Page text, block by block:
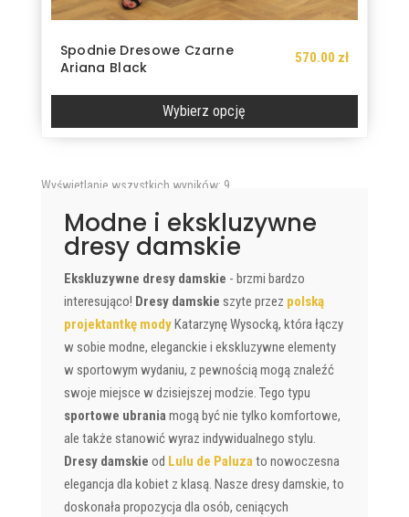
Spodnie Dresowe Czarne
Ariana Black
570.00 zł
Wybierz opcję
Ten
ma
wiele
wariantów.
Opcje
można
wybrać
na
stronie
produktu
Wyświetlanie wszystkich wyników: 9Posortowane
najnowszych
Modne i ekskluzywne
dresy damskie
Ekskluzywne dresy damskie - brzmi bardzo
interesująco! Dresy damskie szyte przez polską
projektantkę modyKatarzynę Wysocką, która łączy
w sobie modne, eleganckie i ekskluzywne elementy
w sportowym wydaniu, z pewnością mogą znaleźć
swoje miejsce w dzisiejszej modzie. Tego typu
sportowe ubraniamogą być nie tylko komfortowe,
ale także stanowić wyraz indywidualnego stylu.
Dresy damskie od Lulu de Paluzato nowoczesna
elegancja dla kobiet z klasą. Nasze dresy damskie, to
doskonała propozycja dla osób, ceniących